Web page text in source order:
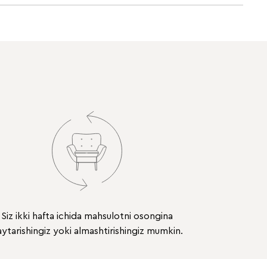
Siz ikki hafta ichida mahsulotni osongina
yoki almashtirishingiz mumkin.